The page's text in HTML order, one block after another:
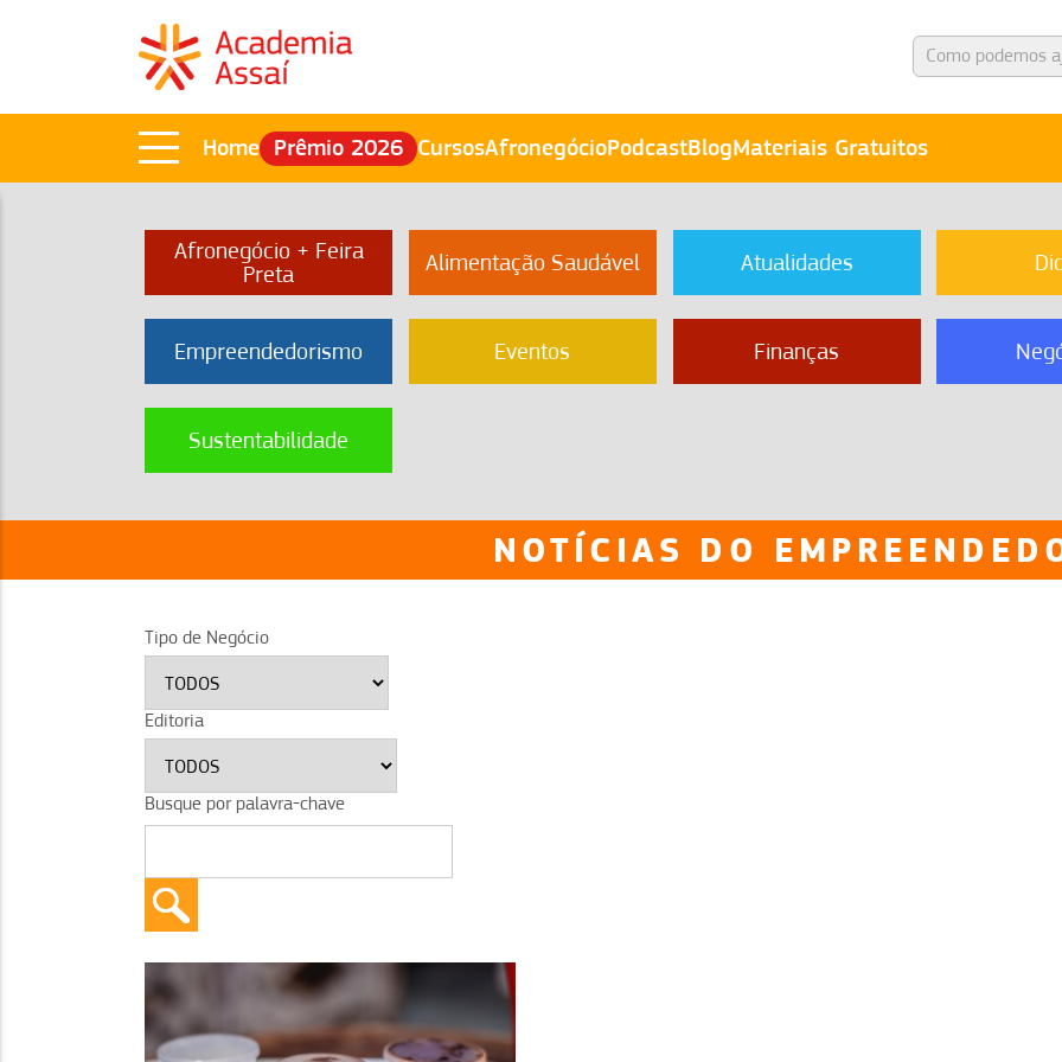
Home Prêmio 2026 CursosAfronegócioPodcastBlogMateriais Gratuitos
Afronegócio + Feira
Preta
Alimentação Saudável Atualidades
Empreendedorismo Eventos Finanças
Sustentabilidade
NOTÍCIAS DO
Tipo de Negócio
Editoria
Busque por palavra-chave